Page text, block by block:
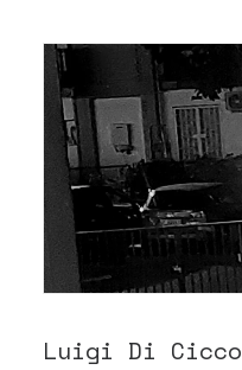
Luigi Di